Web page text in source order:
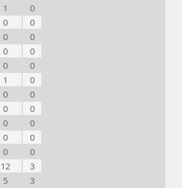
1
0
0
0
0
0
0
0
0
0
1
0
0
0
0
0
0
0
0
0
0
0
12
3
5
3